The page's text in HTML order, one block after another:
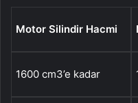
Motor Silindir Hacmi
1600 cm3’e kadar